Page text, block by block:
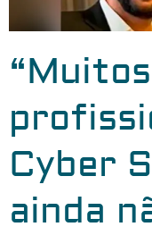
“Muitos
Cyber
ainda